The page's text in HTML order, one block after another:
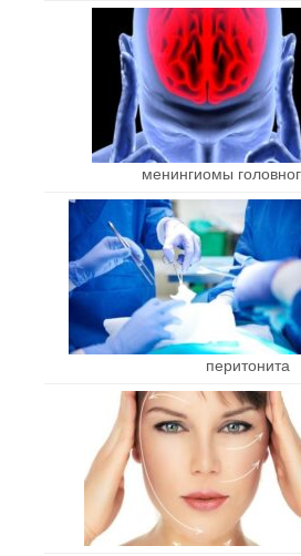
менингиомы
перитонита